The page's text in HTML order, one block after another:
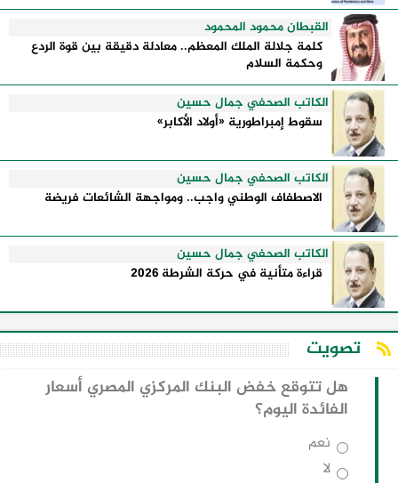
القبطان محمود المحمود
كلمة جلالة الملك المعظم.. معادلة دقيقة بين قوة الردع
وحكمة السلام
الكاتب الصحفي جمال حسين
سقوط إمبراطورية «أولاد الأكابر»
الكاتب الصحفي جمال حسين
الاصطفاف الوطني واجب.. ومواجهة الشائعات فريضة
الكاتب الصحفي جمال حسين
قراءة متأنية في حركة الشرطة 2026
تصويت
هل تتوقع خفض البنك المركزي المصري أسعار
الفائدة اليوم؟
نعم
لا